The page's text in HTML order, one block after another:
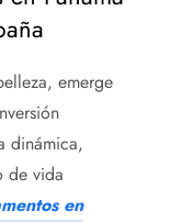
emerge
dinámica,
de vida
en